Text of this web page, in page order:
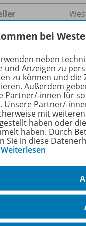
einfachen
wiederholt alle
ins Gymnasium.
und bereitet
mit
bei
neben
und Anzeigen zu
zu können und die
Außerdem
Partner/-innen für
Unsere Partner/-
mit
haben oder
haben. Durch
Sie in diese
Weiterlesen